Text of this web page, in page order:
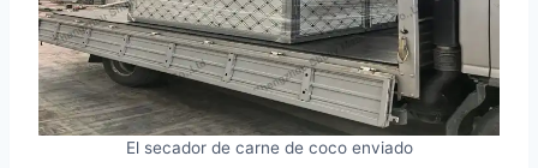
El secador de carne de coco enviado